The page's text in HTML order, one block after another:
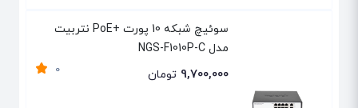
سوئیچ شبکه 10 پورت +PoE نتربیت
مدل NGS-F1010P-C
0 9,700,000 تومان